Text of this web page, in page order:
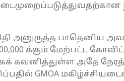
அனுருத்த பாதெனிய
க்கும் மேற்பட்ட
கவனித்துள்ள அதே
GMOA